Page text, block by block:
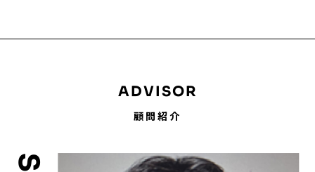
ADVISOR
顧問紹介